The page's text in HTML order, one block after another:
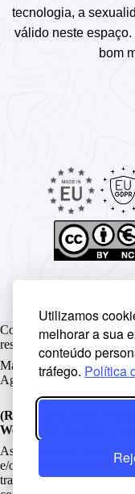
Utilizamos
melhorar a sua
conteúdo
tráfego. Política
tecnologia, a
válido neste
bom
Copyright © Rickyunic
reservados.
Made with ♥ by
Agency .
(RCW) Rickyunic
Wonderful World®
As informações contidas
e/ou de entretenimento e
tratamento ou substituto